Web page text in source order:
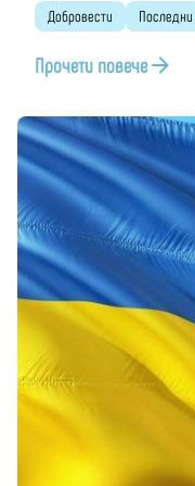
Добровести Последни
Прочети повече